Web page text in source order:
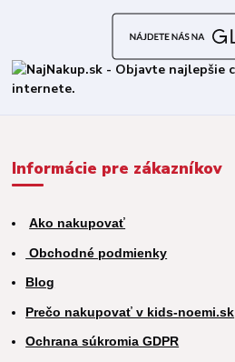
Informácie pre zákazníkov
Ako nakupovať
Obchodné podmienky
Blog
Prečo nakupovať v kids-noemi.sk
Ochrana súkromia GDPR